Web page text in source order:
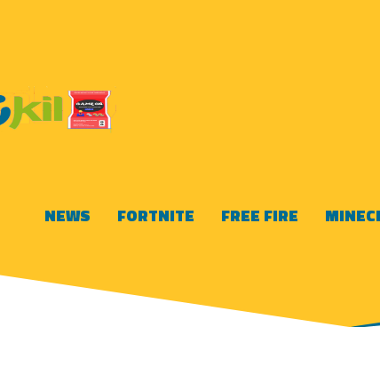
NEWS FORTNITE FREE FIRE